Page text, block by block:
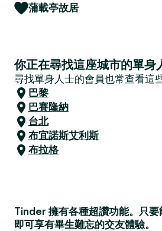
蒲載亭故居
你正在尋找這座城市的單身
尋找單身人士的會員也常查看這
巴黎
巴賽隆納
台北
布宜諾斯艾利斯
布拉格
Tinder 擁有各種超讚功能。只要
即可享有畢生難忘的交友體驗。